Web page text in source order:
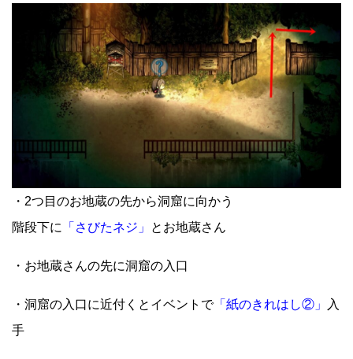
・2つ目のお地蔵の先から洞窟に向かう
階段下に
「さびたネジ」 とお地蔵さん
・お地蔵さんの先に洞窟の入口
・洞窟の入口に近付くとイベントで「紙のきれはし②」
入
手